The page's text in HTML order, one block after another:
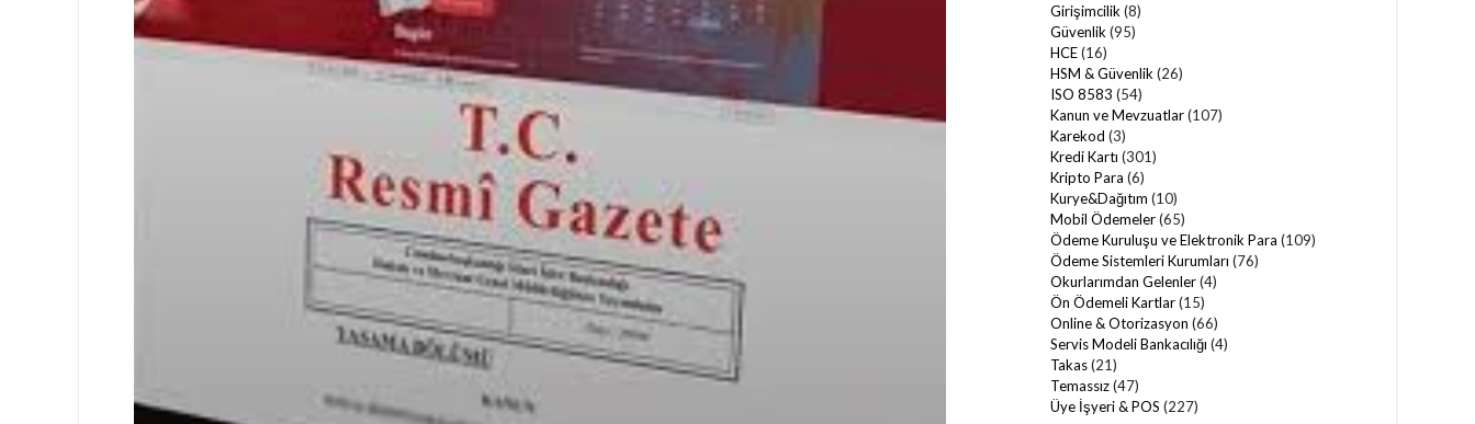
Girişimcilik (8)
Güvenlik (95)
HCE(16)
HSM & Güvenlik (26)
ISO 8583 (54)
Kanun ve Mevzuatlar(107)
Karekod (3)
Kredi Kartı (301)
Kripto Para (6)
Kurye&Dağıtım (10)
Mobil Ödemeler(65)
Ödeme Kuruluşu ve Elektronik Para (109)
Ödeme Sistemleri Kurumları (76)
Okurlarımdan Gelenler(4)
Ön Ödemeli Kartlar(15)
Online & Otorizasyon (66)
Servis Modeli Bankacılığı (4)
Takas(21)
Temassız(47)
Üye İşyeri & POS (227)